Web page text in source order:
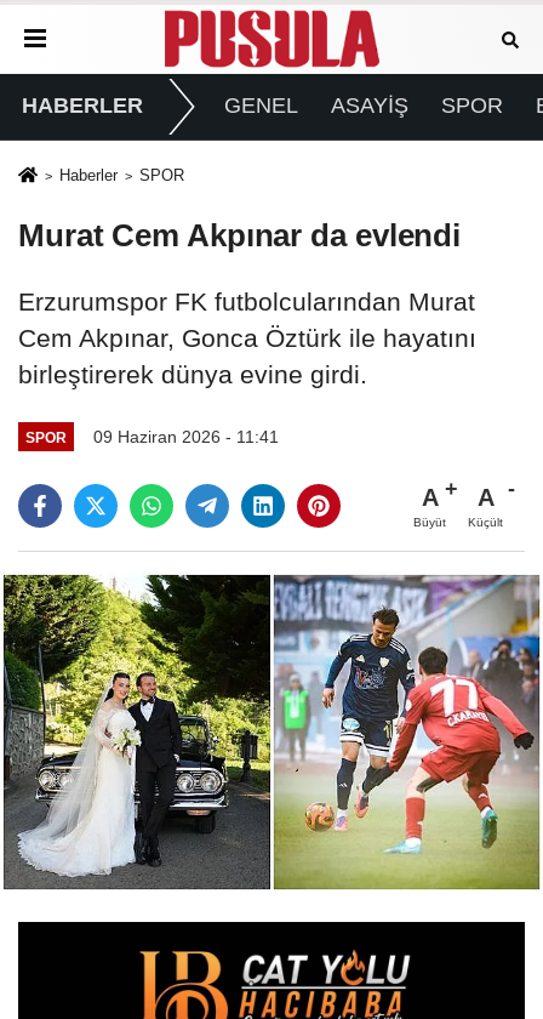
HABERLER GENEL ASAYİŞ SPOR
Haberler SPOR
Murat Cem Akpınar da evlendi
Erzurumspor FK futbolcularından Murat
Cem Akpınar, Gonca Öztürk ile hayatını
birleştirerek dünya evine girdi.
SPOR 09 Haziran 2026 - 11:41
A
Büyüt
A
Küçült